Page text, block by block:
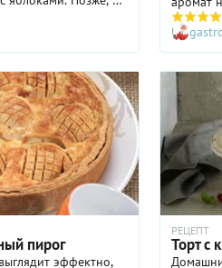
был
поваром
Его версия ...
теплом.
год,
часто,
пирога,
дома. Он
а во-вторых, —
пирог
эффектно,
РЕЦЕПТ
Торт с